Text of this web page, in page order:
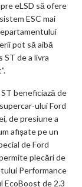
eLSD să ofere
ESC mai
pot să aibă
ST de a livra
beneficiază de
ului Ford
de presiune a
afișate pe un
de Ford
plecări de
Performance
EcoBoost de 2.3